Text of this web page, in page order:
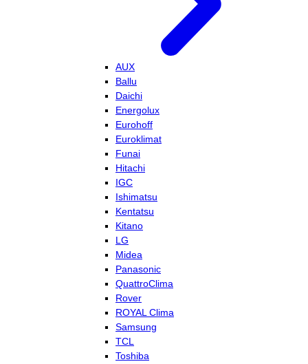
AUX
Ballu
Daichi
Energolux
Eurohoff
Euroklimat
Funai
Hitachi
IGC
Ishimatsu
Kentatsu
Kitano
LG
Midea
Panasonic
QuattroClima
Rover
ROYAL Clima
Samsung
TCL
Toshiba